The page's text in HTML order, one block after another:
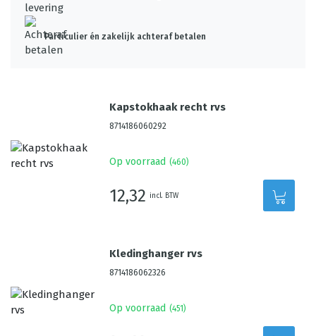
Particulier én zakelijk achteraf betalen
Kapstokhaak recht rvs
8714186060292
Op voorraad (460)
12,32 incl. BTW
Kledinghanger rvs
8714186062326
Op voorraad (451 )